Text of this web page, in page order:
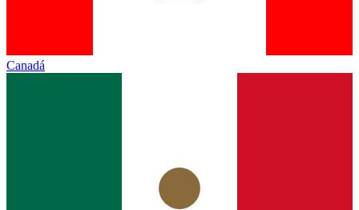
Canadá